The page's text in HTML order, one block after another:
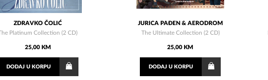
ZDRAVKO ČOLIĆ
Platinum Collection (2 CD)
25,00 KM
DODAJU KORPU
JURICA PAĐEN & AERODROM
The Ultimate Collection (2 CD)
25,00 KM
DODAJ U KORPU